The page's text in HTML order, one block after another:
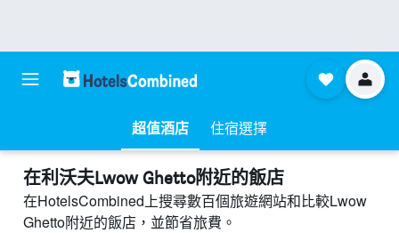
超值酒店 住宿選擇
​在利沃夫Lwow Ghetto附近​的飯店
在HotelsCombined上搜尋數百個旅遊網站和比較Lwow
Ghetto附近的飯店，並節省旅費。